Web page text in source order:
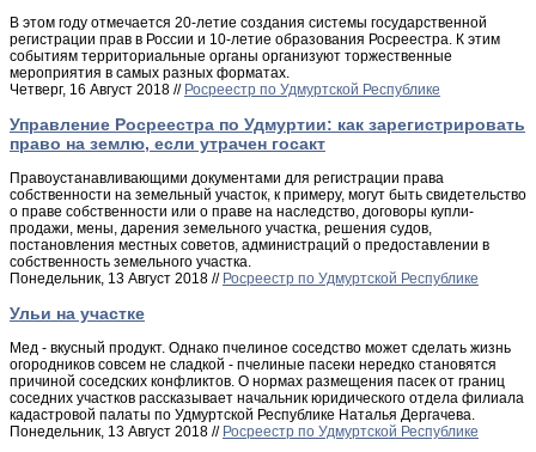
В этом году отмечается 20-летие создания системы государственной
регистрации прав в России и 10-летие образования Росреестра. К этим
событиям территориальные органы организуют торжественные
мероприятия в самых разных форматах.
Четверг, 16 Август 2018 // Росреестр по Удмуртской Республике
Управление Росреестра по Удмуртии: как зарегистрировать
право на землю, если утрачен госакт
Правоустанавливающими документами для регистрации права
собственности на земельный участок, к примеру, могут быть свидетельство
о праве собственности или о праве на наследство, договоры купли-
продажи, мены, дарения земельного участка, решения судов,
постановления местных советов, администраций о предоставлении в
собственность земельного участка.
Понедельник, 13 Август 2018 // Росреестр по Удмуртской Республике
Ульи на участке
Мед - вкусный продукт. Однако пчелиное соседство может сделать жизнь
огородников совсем не сладкой - пчелиные пасеки нередко становятся
причиной соседских конфликтов. О нормах размещения пасек от границ
соседних участков рассказывает начальник юридического отдела филиала
кадастровой палаты по Удмуртской Республике Наталья Дергачева.
Понедельник, 13 Август 2018 // Росреестр по Удмуртской Республике